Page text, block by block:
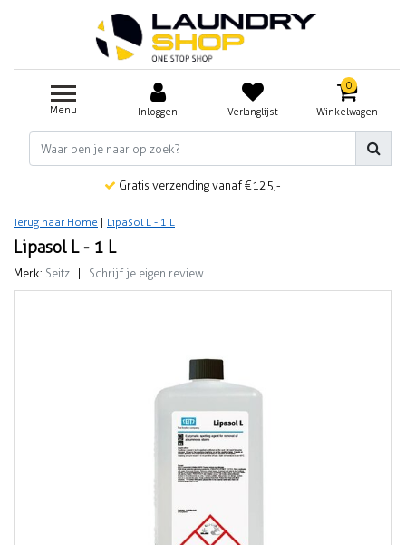
Menu Inloggen Verlanglijst
0
Winkelwagen
Gratis verzending vanaf €125,-
Terug naar Home Lipasol L - 1 L
Lipasol L - 1 L
Merk: Seitz Schrijf je eigen review